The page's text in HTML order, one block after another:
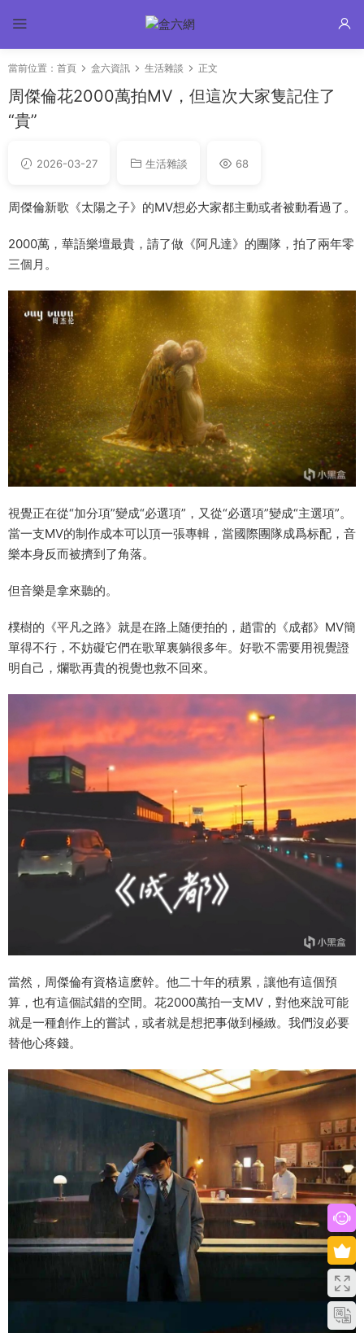
當前位置： 首頁 盒六資訊 生活雜談 正文
周傑倫花2000萬拍MV，但這次大家隻記住了
“貴”
2026-03-27 生活雜談 68
周傑倫新歌《太陽之子》的MV想必大家都主動或者被動看過了。
2000萬，華語樂壇最貴，請了做《阿凡達》的團隊，拍了兩年零
三個月。
視覺正在從“加分項”變成“必選項”，又從“必選項”變成“主選項”。
當一支MV的制作成本可以頂一張專輯，當國際團隊成爲标配，音
樂本身反而被擠到了角落。
但音樂是拿來聽的。
樸樹的《平凡之路》就是在路上随便拍的，趙雷的《成都》MV簡
單得不行，不妨礙它們在歌單裏躺很多年。好歌不需要用視覺證
明自己，爛歌再貴的視覺也救不回來。
當然，周傑倫有資格這麽幹。他二十年的積累，讓他有這個預
算，也有這個試錯的空間。花2000萬拍一支MV，對他來說可能
就是一種創作上的嘗試，或者就是想把事做到極緻。我們沒必要
替他心疼錢。